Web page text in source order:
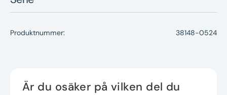
Produktnummer: 38148-0524
Är du osäker på vilken del du